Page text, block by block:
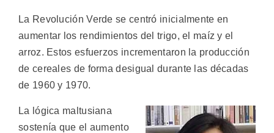
La Revolución Verde se centró inicialmente en
aumentar los rendimientos del trigo, el maíz y el
arroz. Estos esfuerzos incrementaron la producción
de cereales de forma desigual durante las décadas
de 1960 y 1970.
La lógica maltusiana
sostenía que el aumento